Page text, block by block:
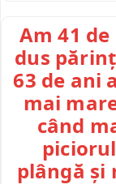
Am 41
dus
63 de ani
mai
când
plângă și